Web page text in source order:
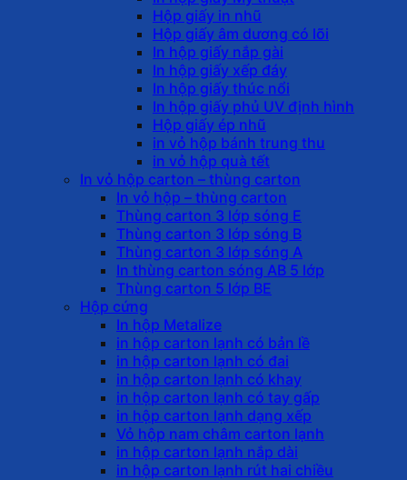
Hộp giấy in nhũ
Hộp giấy âm dương có lõi
In hộp giấy nắp gài
In hộp giấy xếp đáy
In hộp giấy thúc nổi
In hộp giấy phủ UV định hình
Hộp giấy ép nhũ
in vỏ hộp bánh trung thu
in vỏ hộp quà tết
In vỏ hộp carton – thùng carton
In vỏ hộp – thùng carton
Thùng carton 3 lớp sóng E
Thùng carton 3 lớp sóng B
Thùng carton 3 lớp sóng A
In thùng carton sóng AB 5 lớp
Thùng carton 5 lớp BE
Hộp cứng
In hộp Metalize
in hộp carton lạnh có bản lề
in hộp carton lạnh có đai
in hộp carton lạnh có khay
in hộp carton lạnh có tay gấp
in hộp carton lạnh dạng xếp
Vỏ hộp nam châm carton lạnh
in hộp carton lạnh nắp dài
in hộp carton lạnh rút hai chiều